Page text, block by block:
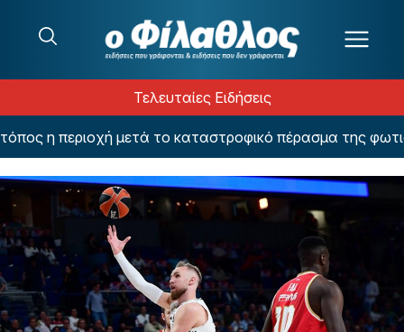
Τελευταίες Ειδήσεις
η περιοχή μετά το καταστροφικό πέρασμα της φωτιάς